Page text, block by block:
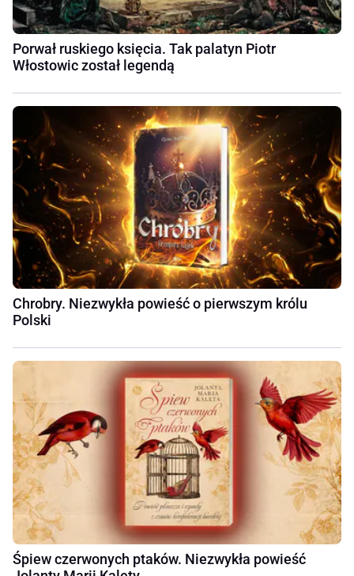
Porwał ruskiego księcia. Tak palatyn Piotr
Włostowic został legendą
Chrobry. Niezwykła powieść o pierwszym królu
Polski
Śpiew czerwonych ptaków. Niezwykła powieść